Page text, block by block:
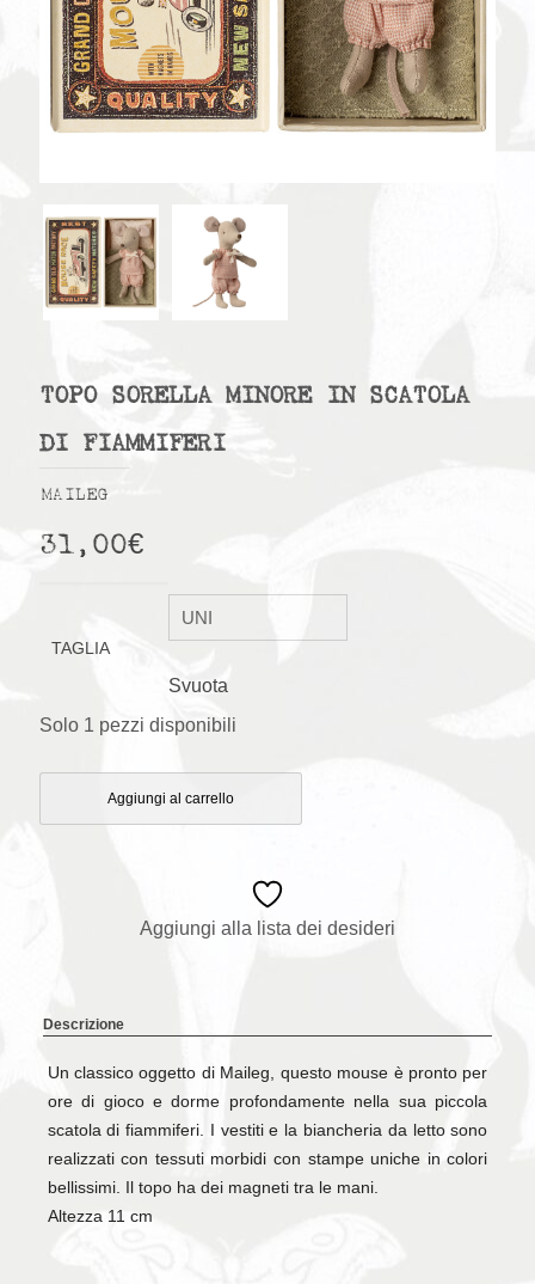
TOPO SORELLA MINORE IN SCATOLA
DI FIAMMIFERI
MAILEG
31,00€
TAGLIA
Svuota
Solo 1 pezzi disponibili
Aggiungi al carrello
Aggiungi alla lista dei desideri
Descrizione
Un classico oggetto di Maileg, questo mouse è pronto per
ore di gioco e dorme profondamente nella sua piccola
scatola di fiammiferi. I vestiti e la biancheria da letto sono
realizzati con tessuti morbidi con stampe uniche in colori
bellissimi. Il topo ha dei magneti tra le mani.
Altezza 11 cm